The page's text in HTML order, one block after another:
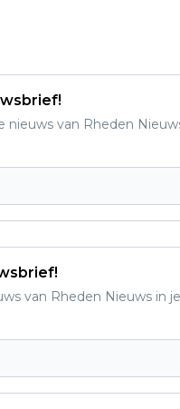
nieuws van Rheden
van Rheden Nieuws in